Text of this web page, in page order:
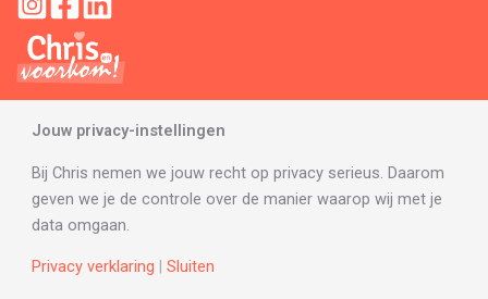
© 2026 Chris Voorkom
Jouw privacy-instellingen
Bij Chris nemen we jouw recht op privacy serieus. Daarom
geven we je de controle over de manier waarop wij met je
data omgaan.
Privacy verklaring |Sluiten